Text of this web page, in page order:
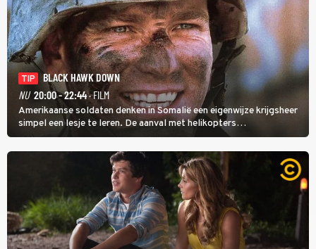
TIP
BLACK HAWK DOWN
NU 20:00 - 22:44· FILM
Amerikaanse soldaten denken in Somalië een eigenwijze krijgsheer
simpel een lesje te leren. De aanval met helikopters
verloopt in Black Hawk down dramatisch.